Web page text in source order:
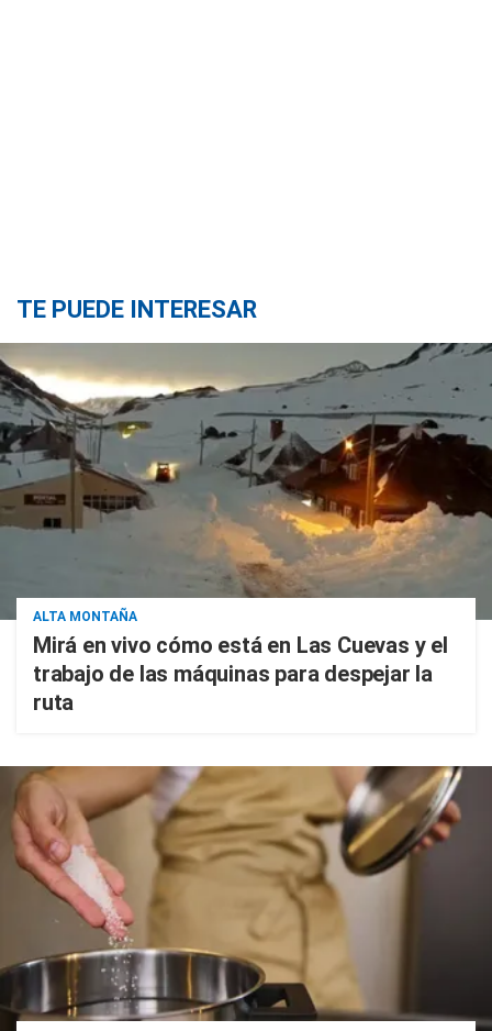
TE PUEDE INTERESAR
ALTA MONTAÑA
Mirá en vivo cómo está en Las Cuevas y el
trabajo de las máquinas para despejar la
ruta